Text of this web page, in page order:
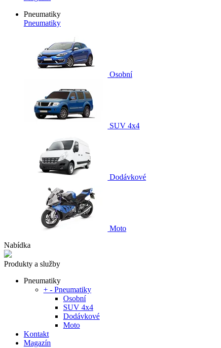
Pneumatiky
Pneumatiky
Osobní
SUV 4x4
Dodávkové
Moto
Nabídka
Produkty a služby
Pneumatiky
+ - Pneumatiky
Osobní
SUV 4x4
Dodávkové
Moto
Kontakt
Magazín